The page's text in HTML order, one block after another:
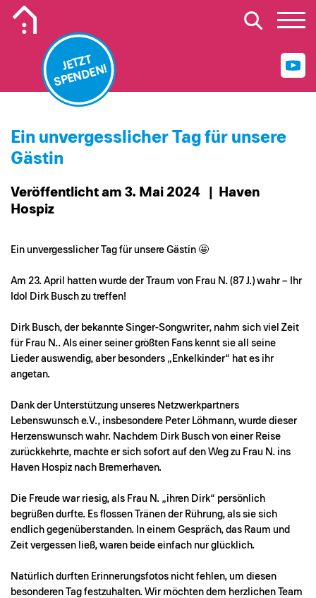
JETZT
SPENDEN!
Ein unvergesslicher Tag für unsere
Gästin
Veröffentlicht am 3. Mai 2024
| Haven
Hospiz
Ein unvergesslicher Tag für unsere Gästin 🤩
Am 23. April hatten wurde der Traum von Frau N. (87 J.) wahr – Ihr
Idol Dirk Busch zu treffen!
Dirk Busch, der bekannte Singer-Songwriter, nahm sich viel Zeit
für Frau N.. Als einer seiner größten Fans kennt sie all seine
Lieder auswendig, aber besonders „Enkelkinder“ hat es ihr
angetan.
Dank der Unterstützung unseres Netzwerkpartners
Lebenswunsch e.V., insbesondere Peter Löhmann, wurde dieser
Herzenswunsch wahr. Nachdem Dirk Busch von einer Reise
zurückkehrte, machte er sich sofort auf den Weg zu Frau N. ins
Haven Hospiz nach Bremerhaven.
Die Freude war riesig, als Frau N. „ihren Dirk“ persönlich
begrüßen durfte. Es flossen Tränen der Rührung, als sie sich
endlich gegenüberstanden. In einem Gespräch, das Raum und
Zeit vergessen ließ, waren beide einfach nur glücklich.
Natürlich durften Erinnerungsfotos nicht fehlen, um diesen
besonderen Tag festzuhalten. Wir möchten dem herzlichen Team
Mobiles Logo Mission Lebenshaus